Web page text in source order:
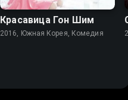
Красавица Гон Шим
2016, Южная Корея, Комедия